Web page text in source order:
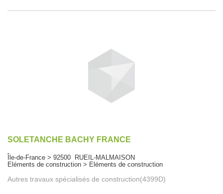
SOLETANCHE BACHY FRANCE
Île-de-France > 92500 RUEIL-MALMAISON
Eléments de construction > Eléments de construction
Autres travaux spécialisés de construction(4399D)